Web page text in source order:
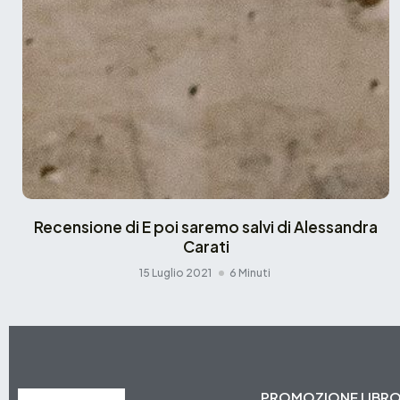
Recensione di E poi saremo salvi di Alessandra
Carati
15 Luglio 2021 6 Minuti
PROMOZIONE LIBRO